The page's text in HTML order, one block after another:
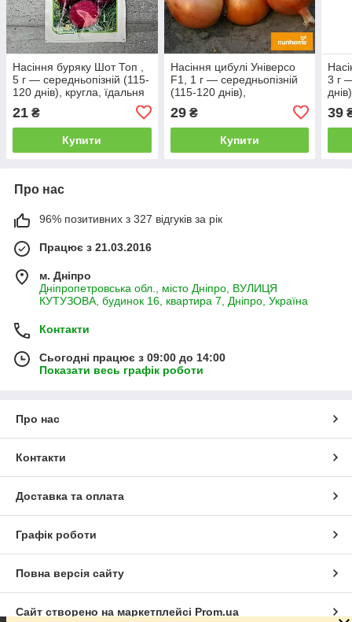
Насіння буряку Шот Топ ,
5 г — середньопізній (115-
120 днів), кругла, їдальня
21 ₴
Купити
Насіння цибулі Універсо
F1, 1 г — середньопізній
(115-120 днів),
29₴
Купити
3 г
39
Про нас
96% позитивних з 327 відгуків за рік
Працює з 21.03.2016
м. Дніпро
Дніпропетровська обл., місто Дніпро, ВУЛИЦЯ
КУТУЗОВА, будинок 16, квартира 7, Дніпро, Україна
Контакти
Сьогодні працює з 09:00 до 14:00
Показати весь графік роботи
Про нас
Контакти
Доставка та оплата
Графік роботи
Повна версія сайту
Сайт створено на маркетплейсі Prom.ua